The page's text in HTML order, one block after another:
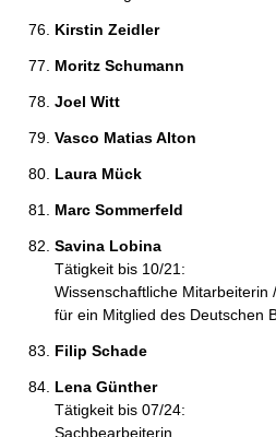
Kirstin Zeidler
Moritz Schumann
Joel Witt
Vasco Matias Alton
Laura Mück
Marc Sommerfeld
Savina Lobina
Tätigkeit bis 10/21:
Wissenschaftliche Mitarbeiterin
für ein Mitglied des Deutschen
Filip Schade
Lena Günther
Tätigkeit bis 07/24:
Sachbearbeiterin